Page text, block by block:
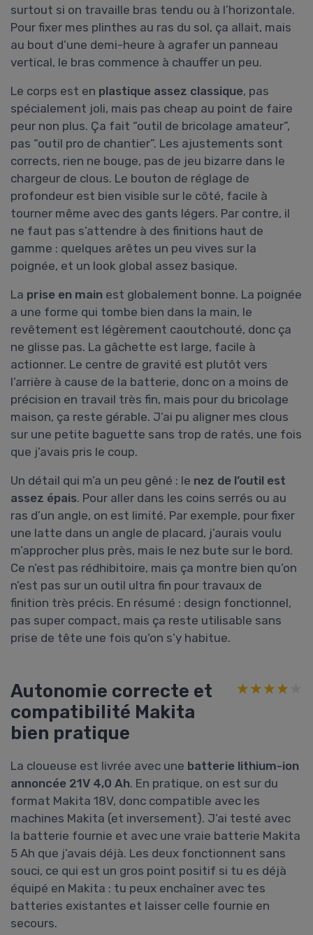
surtout si on travaille bras tendu ou à l’horizontale.
Pour fixer mes plinthes au ras du sol, ça allait, mais
au bout d’une demi-heure à agrafer un panneau
vertical, le bras commence à chauffer un peu.
Le corps est en plastique assez classique, pas
spécialement joli, mais pas cheap au point de faire
peur non plus. Ça fait “outil de bricolage amateur”,
pas “outil pro de chantier”. Les ajustements sont
corrects, rien ne bouge, pas de jeu bizarre dans le
chargeur de clous. Le bouton de réglage de
profondeur est bien visible sur le côté, facile à
tourner même avec des gants légers. Par contre, il
ne faut pas s’attendre à des finitions haut de
gamme : quelques arêtes un peu vives sur la
poignée, et un look global assez basique.
La prise en main est globalement bonne. La poignée
a une forme qui tombe bien dans la main, le
revêtement est légèrement caoutchouté, donc ça
ne glisse pas. La gâchette est large, facile à
actionner. Le centre de gravité est plutôt vers
l’arrière à cause de la batterie, donc on a moins de
précision en travail très fin, mais pour du bricolage
maison, ça reste gérable. J’ai pu aligner mes clous
sur une petite baguette sans trop de ratés, une fois
que j’avais pris le coup.
Un détail qui m’a un peu gêné : le nez de l’outil est
assez épais. Pour aller dans les coins serrés ou au
ras d’un angle, on est limité. Par exemple, pour fixer
une latte dans un angle de placard, j’aurais voulu
m’approcher plus près, mais le nez bute sur le bord.
Ce n’est pas rédhibitoire, mais ça montre bien qu’on
n’est pas sur un outil ultra fin pour travaux de
finition très précis. En résumé : design fonctionnel,
pas super compact, mais ça reste utilisable sans
prise de tête une fois qu’on s’y habitue.
Autonomie correcte et
compatibilité Makita
bien pratique
★★★★★
★★★★★
La cloueuse est livrée avec une batterie lithium-ion
annoncée 21V 4,0 Ah. En pratique, on est sur du
format Makita 18V, donc compatible avec les
machines Makita (et inversement). J’ai testé avec
la batterie fournie et avec une vraie batterie Makita
5 Ah que j’avais déjà. Les deux fonctionnent sans
souci, ce qui est un gros point positif si tu es déjà
équipé en Makita : tu peux enchaîner avec tes
batteries existantes et laisser celle fournie en
secours.